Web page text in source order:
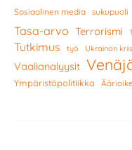
Sosiaalinen media sukupuoli
Tasa-arvo Terrorismi
Tutkimus työ Ukrainan
Vaalianalyysit
Ympäristöpolitiikka